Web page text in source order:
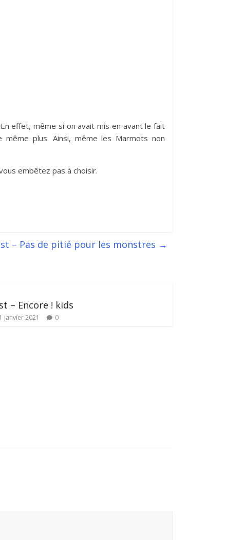
effet, même si on avait mis en avant le fait
plus. Ainsi, même les Marmots non
embêtez pas à choisir.
– Pas de pitié pour les monstres →
– Encore ! kids
janvier 2021 0